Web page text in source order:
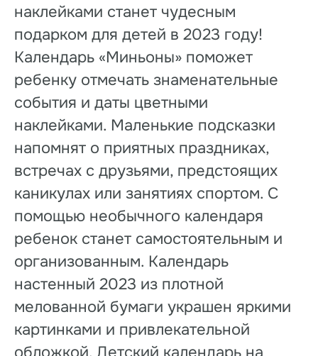
наклейками станет чудесным
подарком для детей в 2023 году!
Календарь «Миньоны» поможет
ребенку отмечать знаменательные
события и даты цветными
наклейками. Маленькие подсказки
напомнят о приятных праздниках,
встречах с друзьями, предстоящих
каникулах или занятиях спортом. С
помощью необычного календаря
ребенок станет самостоятельным и
организованным. Календарь
настенный 2023 из плотной
мелованной бумаги украшен яркими
картинками и привлекательной